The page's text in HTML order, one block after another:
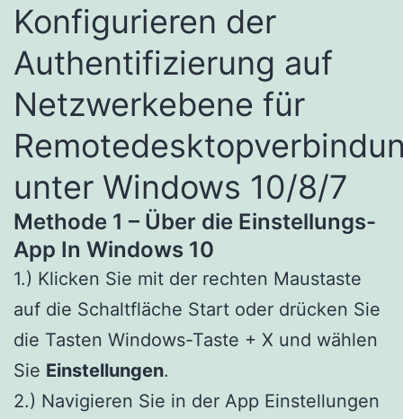
Konfigurieren der
Authentifizierung auf
Netzwerkebene für
unter Windows 10/8/7
Methode 1 – Über die Einstellungs-
App In Windows 10
1.) Klicken Sie mit der rechten Maustaste
auf die Schaltfläche Start oder drücken Sie
die Tasten Windows-Taste + X und wählen
Sie Einstellungen.
2.) Navigieren Sie in der App Einstellungen